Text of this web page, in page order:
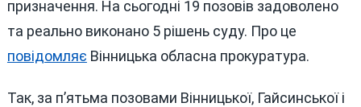
призначення. На сьогодні 19 позовів задоволено
та реально виконано 5 рішень суду. Про це
повідомляє Вінницька обласна прокуратура.
Так, за п’ятьма позовами Вінницької, Гайсинської і